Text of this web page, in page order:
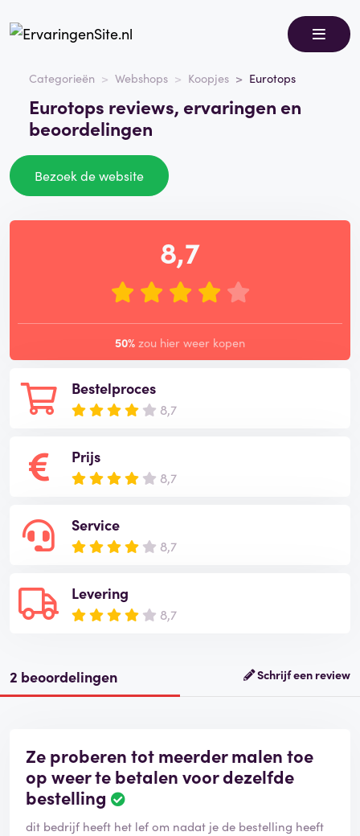
Categorieën Webshops Koopjes Eurotops
Eurotops reviews, ervaringen en
beoordelingen
Bezoek de website
Bestelproces
8,7
Prijs
8,7
Service
8,7
Levering
8,7
8,7
50% zou hier weer kopen
2 beoordelingen Schrijf een review
Ze proberen tot meerder malen toe
op weer te betalen voor dezelfde
bestelling
dit bedrijf heeft het lef om nadat je de bestelling heeft